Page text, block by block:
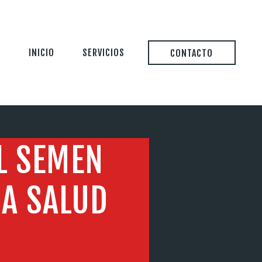
INICIO SERVICIOS CONTACTO
SEMEN
SALUD